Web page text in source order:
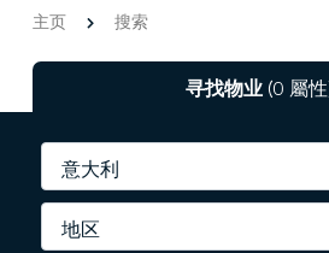
主页 搜索
寻找物业(0 屬